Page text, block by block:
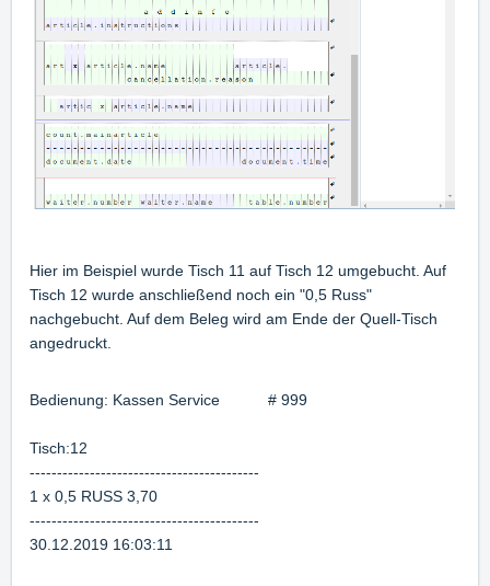
Hier im Beispiel wurde Tisch 11 auf Tisch 12 umgebucht. Auf
Tisch 12 wurde anschließend noch ein "0,5 Russ"
nachgebucht. Auf dem Beleg wird am Ende der Quell-Tisch
angedruckt.
Bedienung: Kassen Service # 999
Tisch:12
------------------------------------------
1 x 0,5 RUSS 3,70
------------------------------------------
30.12.2019 16:03:11